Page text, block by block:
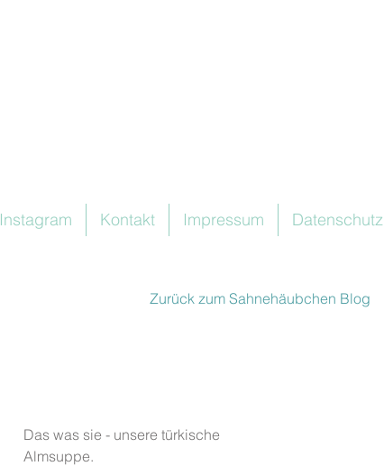
Instagram Kontakt Impressum Datenschutz
Zurück zum Sahnehäubchen Blog
Das was sie - unsere türkische
Almsuppe.